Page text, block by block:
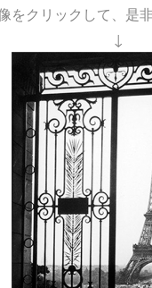
をクリックして、是
↓